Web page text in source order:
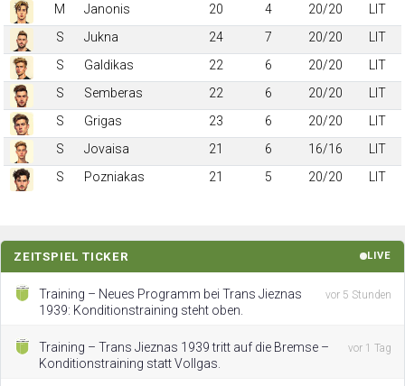
M
Janonis 20 4 20/20
LIT
S
Jukna 24 7 20/20
LIT
S
Galdikas 22 6 20/20
LIT
S
Semberas 22 6 20/20
LIT
S
Grigas 23 6 20/20
LIT
S
Jovaisa 21 6 16/16
LIT
S
Pozniakas 21 5 20/20 LIT
ZEITSPIEL TICKER LIVE
Training – Neues Programm bei Trans Jieznas
1939: Konditionstraining steht oben.
vor 5 Stunden
Training – Trans Jieznas 1939 tritt auf die Bremse –
Konditionstraining statt Vollgas.
vor 1 Tag